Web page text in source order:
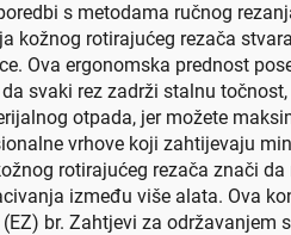
s metodama ručnog
kožnog rotirajućeg rezača
Ova ergonomska prednost
svaki rez zadrži stalnu
otpada, jer možete
vrhove koji zahtijevaju
rotirajućeg rezača znači
između više alata. Ova
br. Zahtjevi za